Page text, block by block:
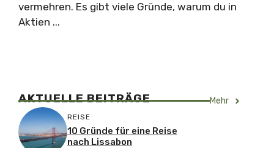
vermehren. Es gibt viele Gründe, warum du in
Aktien ...
AKTUELLE BEITRÄGE Mehr
REISE
10 Gründe für eine Reise
nach Lissabon